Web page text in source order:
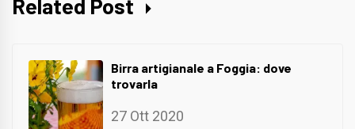
Related Post
Birra artigianale a Foggia: dove
trovarla
27 Ott 2020